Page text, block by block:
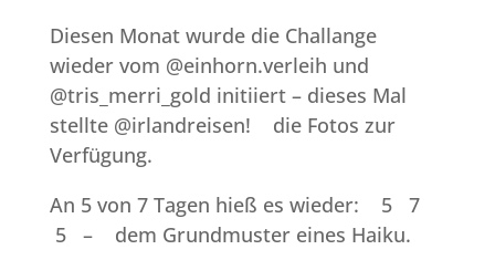
Diesen Monat wurde die Challange
wieder vom @einhorn.verleih und
@tris_merri_gold initiiert – dieses Mal
stellte @irlandreisen! die Fotos zur
Verfügung.
An 5 von 7 Tagen hieß es wieder: 5 7
5 – dem Grundmuster eines Haiku.